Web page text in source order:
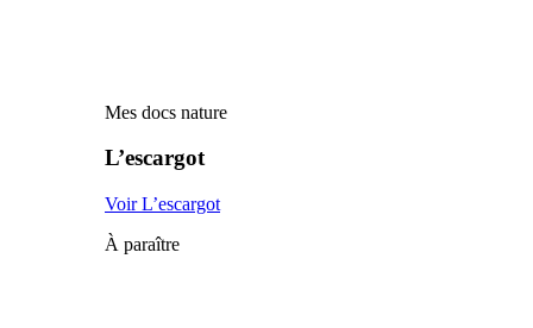
Mes docs nature
L’escargot
Voir L’escargot
À paraître